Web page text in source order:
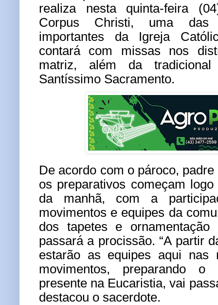
realiza nesta quinta-feira
Corpus Christi, uma das
importantes da Igreja
contará com missas nos
matriz, além da
Santíssimo Sacramento.
De acordo com o pároco,
os preparativos começam
da manhã, com a
movimentos e equipes da
dos tapetes e
passará a procissão. “A partir
estarão as equipes aqui nas
movimentos, preparando
presente na Eucaristia, vai
destacou o sacerdote.